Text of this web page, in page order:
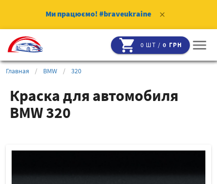
Ми працюємо! #braveukraine clear
shopping_cart 0 ШТ /0 ГРН menu
Главная / BMW / 320
Краска для автомобиля
BMW 320